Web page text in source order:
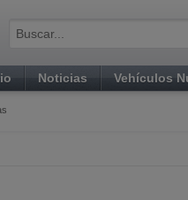
Noticias Vehículos